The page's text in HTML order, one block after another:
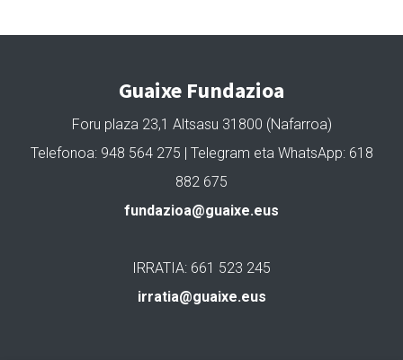
Guaixe Fundazioa
Foru plaza 23,1 Altsasu 31800 (Nafarroa)
Telefonoa: 948 564 275 | Telegram eta WhatsApp: 618
882 675
fundazioa@guaixe.eus
IRRATIA: 661 523 245
irratia@guaixe.eus